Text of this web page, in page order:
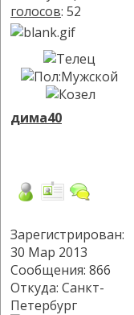
голосов: 52
дима40
Зарегистрирован:
30 Мар 2013
Сообщения: 866
Откуда: Санкт-
Петербург